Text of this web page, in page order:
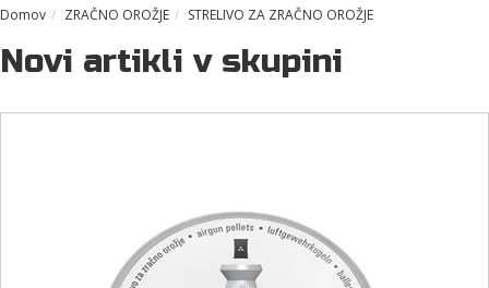
Domov ZRAČNO OROŽJE STRELIVO ZA ZRAČNO OROŽJE
Novi artikli v skupini